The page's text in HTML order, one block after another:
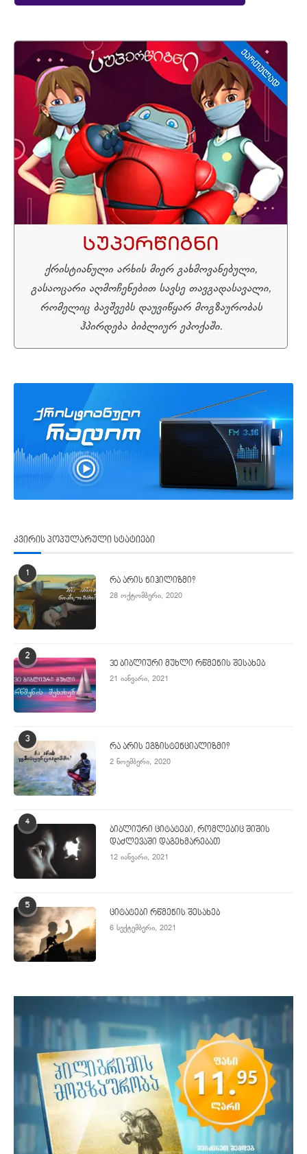
კვირის პოპულარული სტატიები
1
რა არის ნიჰილიზმი?
28 ოქტომბერი, 2020
2
30 ბიბლიური მუხლი რწმენის შესახებ
21 იანვარი, 2021
3
რა არის ეგზისტენციალიზმი?
2 ნოემბერი, 2020
4
ბიბლიური ციტატები, რომლებიც შიშის
დაძლევაში დაგეხმარებათ
12 იანვარი, 2021
5
ციტატები რწმენის შესახებ
6 სექტემბერი, 2021